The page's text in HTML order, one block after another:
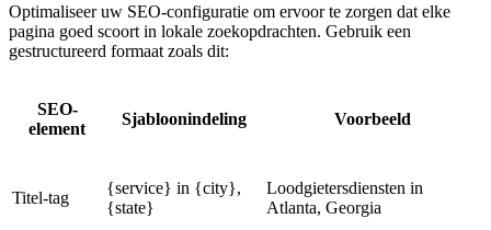
Optimaliseer uw SEO-configuratie om ervoor te zorgen dat elke
pagina goed scoort in lokale zoekopdrachten. Gebruik een
gestructureerd formaat zoals dit:
SEO-
element
Sjabloonindeling Voorbeeld
Titel-tag
{service} in {city},
{state}
Loodgietersdiensten in
Atlanta, Georgia